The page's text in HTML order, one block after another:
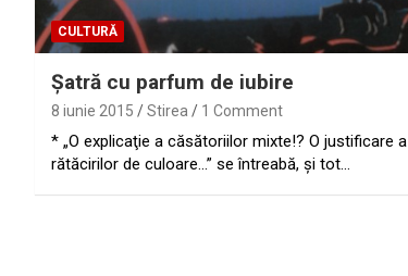
CULTURĂ
Şatră cu parfum de iubire
8 iunie 2015 Stirea 1 Comment
* „O explicaţie a căsătoriilor mixte!? O justificare a
rătăcirilor de culoare…” se întreabă, şi tot…